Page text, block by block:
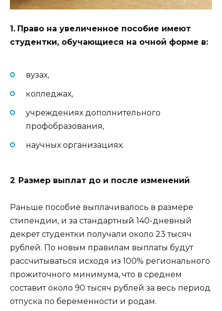
1. Право на увеличенное пособие имеют
студентки, обучающиеся на очной форме в:
вузах,
колледжах,
учреждениях дополнительного
профобразования,
научных организациях.
2. Размер выплат до и после изменений
Раньше пособие выплачивалось в размере
стипендии, и за стандартный 140-дневный
декрет студентки получали около 23 тысяч
рублей. По новым правилам выплаты будут
рассчитываться исходя из 100% регионального
прожиточного минимума, что в среднем
составит около 90 тысяч рублей за весь период
отпуска по беременности и родам.